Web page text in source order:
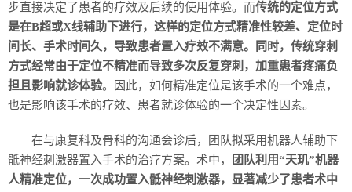
步直接决定了患者的疗效及后续的使用体验。而传统的定位方式
是在B超或X线辅助下进行，这样的定位方式精准性较差、定位时
间长、手术时间久，导致患者置入疗效不满意。同时，传统穿刺
方式经常由于定位不精准而导致多次反复穿刺，加重患者疼痛负
担且影响就诊体验。因此，如何精准定位是该手术的一个难点，
也是影响该手术的疗效、患者就诊体验的一个决定性因素。
在与康复科及骨科的沟通会诊后，团队拟采用机器人辅助下
骶神经刺激器置入手术的治疗方案。术中，
团队利用“天玑”机器
人精准定位，一次成功置入骶神经刺激器，显著减少了患者术中